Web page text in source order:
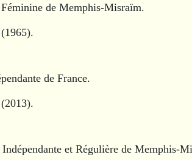
de Memphis-Misraïm.
de France.
et Régulière de Memphis-